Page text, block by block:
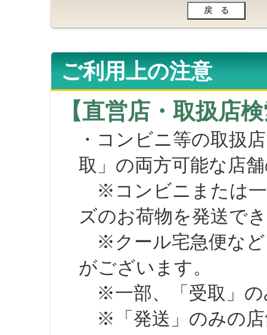
ご利用上の注意
【直営店・取扱店
・コンビニ等の取扱
取」の両方可能な店
※コンビニまたは一
ズのお荷物を発送で
※クール宅急便など
がございます。
※一部、「受取」の
※「発送」のみの店